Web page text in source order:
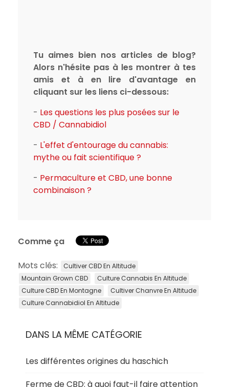
Tu aimes bien nos articles de blog?
Alors n'hésite pas à les montrer à tes
amis et à en lire d'avantage en
cliquant sur les liens ci-dessous:
- Les questions les plus posées sur le
CBD / Cannabidiol
- L'effet d'entourage du cannabis:
mythe ou fait scientifique ?
- Permaculture et CBD, une bonne
combinaison ?
Comme ça
Mots clés:
Cultiver CBD En Altitude
Mountain Grown CBD
Culture Cannabis En Altitude
Culture CBD En Montagne
Cultiver Chanvre En Altitude
Culture Cannabidiol En Altitude
DANS LA MÊME CATÉGORIE
Les différentes origines du haschich
Ferme de CBD: à quoi faut-il faire attention